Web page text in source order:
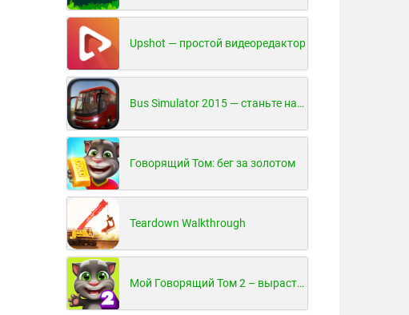
Upshot — простой видеоредактор
Bus Simulator 2015 — станьте настоящим водителем автобуса!
Говорящий Том: бег за золотом
Teardown Walkthrough
Мой Говорящий Том 2 – вырасти и воспитай своего котенка